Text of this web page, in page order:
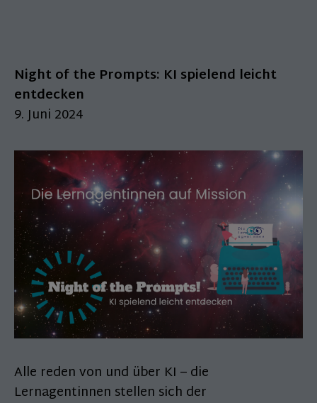
Night of the Prompts: KI spielend leicht
entdecken
9. Juni 2024
Alle reden von und über KI – die
Lernagentinnen stellen sich der